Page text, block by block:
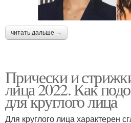
читать дальше →
Прически и
лица 2022. Как
для круглого лица
Для круглого лица характерен